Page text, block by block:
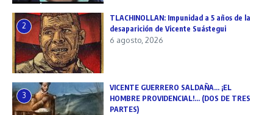
2
TLACHINOLLAN: Impunidad a 5 años de la
desaparición de Vicente Suástegui
6 agosto, 2026
3
VICENTE GUERRERO SALDAÑA… ¡EL
HOMBRE PROVIDENCIAL!… (DOS DE TRES
PARTES)